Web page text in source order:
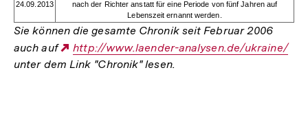
24.09.2013
nach der Richter anstatt für eine Periode von fünf Jahren auf
Lebenszeit ernannt werden.
Sie können die gesamte Chronik seit Februar 2006
auch auf
Externer
Link:
http://www.laender-analysen.de/ukraine/
unter dem Link "Chronik" lesen.